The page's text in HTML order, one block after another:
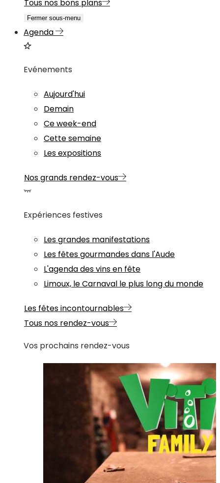
Tous nos bons plans
Fermer sous-menu
Agenda
Evénements
Aujourd'hui
Demain
Ce week-end
Cette semaine
Les expositions
Nos grands rendez-vous
Expériences festives
Les grandes manifestations
Les fêtes gourmandes dans l'Aude
L'agenda des vins en fête
Limoux, le Carnaval le plus long du monde
Les fêtes incontournables
Tous nos rendez-vous
Vos prochains rendez-vous